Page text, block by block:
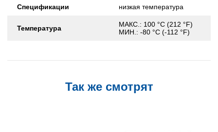
Спецификации низкая температура
Температура
МАКС.: 100 °C (212 °F)
МИН.: -80 °C (-112 °F)
Так же смотрят